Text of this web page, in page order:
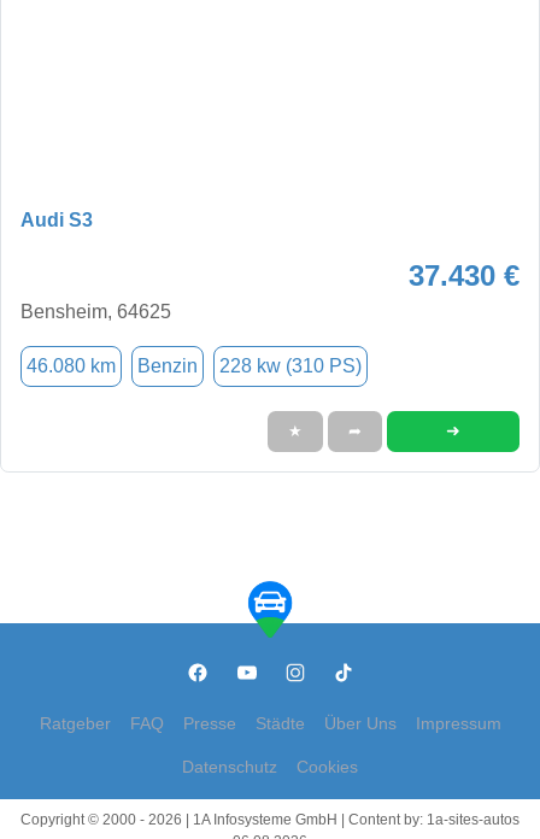
Audi S3
37.430 €
Bensheim, 64625
46.080 km Benzin 228 kw (310 PS)
★ ➦ ➜
Ratgeber FAQ Presse Städte Über Uns Impressum
Datenschutz Cookies
Copyright © 2000 - 2026 | 1A Infosysteme GmbH | Content by: 1a-sites-autos